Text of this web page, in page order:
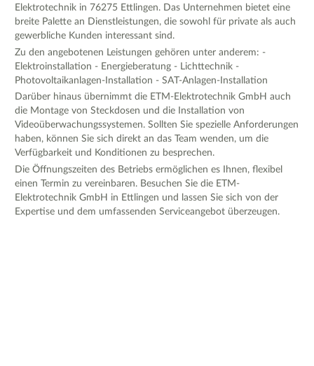
Elektrotechnik in 76275 Ettlingen. Das Unternehmen bietet eine
breite Palette an Dienstleistungen, die sowohl für private als auch
gewerbliche Kunden interessant sind.
Zu den angebotenen Leistungen gehören unter anderem: -
Elektroinstallation - Energieberatung - Lichttechnik -
Photovoltaikanlagen-Installation - SAT-Anlagen-Installation
Darüber hinaus übernimmt die ETM-Elektrotechnik GmbH auch
die Montage von Steckdosen und die Installation von
Videoüberwachungssystemen. Sollten Sie spezielle Anforderungen
haben, können Sie sich direkt an das Team wenden, um die
Verfügbarkeit und Konditionen zu besprechen.
Die Öffnungszeiten des Betriebs ermöglichen es Ihnen, flexibel
einen Termin zu vereinbaren. Besuchen Sie die ETM-
Elektrotechnik GmbH in Ettlingen und lassen Sie sich von der
Expertise und dem umfassenden Serviceangebot überzeugen.